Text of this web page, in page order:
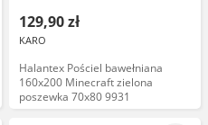
129,90 zł
KARO
Halantex Pościel bawełniana
160x200 Minecraft zielona
poszewka 70x80 9931